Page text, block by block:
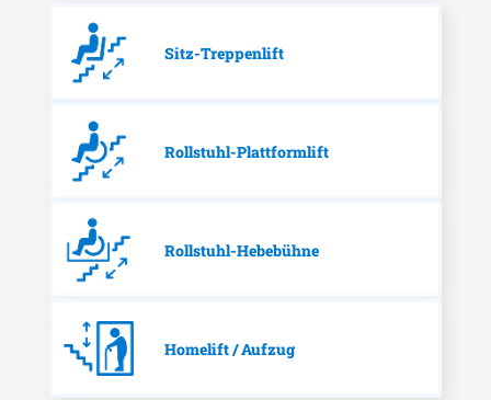
Sitz-Treppenlift
Rollstuhl-Plattformlift
Rollstuhl-Hebebühne
Homelift / Aufzug